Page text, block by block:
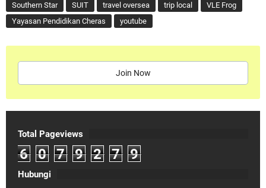
Southern Star
SUIT travel oversea trip local
VLE Frog
Yayasan Pendidikan Cheras
youtube
Join Now
Total Pageviews
6 0 7 9 2 7 9
Hubungi